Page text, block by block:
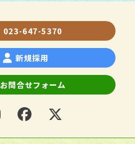
023-647-5370
新規採用
お問合せフォーム